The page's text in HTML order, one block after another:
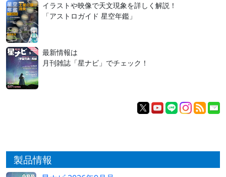
イラストや映像で天文現象を詳しく解説！
「アストロガイド 星空年鑑」
最新情報は
月刊雑誌「星ナビ」でチェック！
製品情報